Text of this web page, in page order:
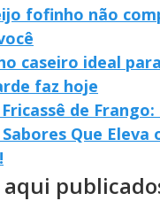
fofinho não
caseiro ideal
faz hoje
de Frango:
Que Eleva